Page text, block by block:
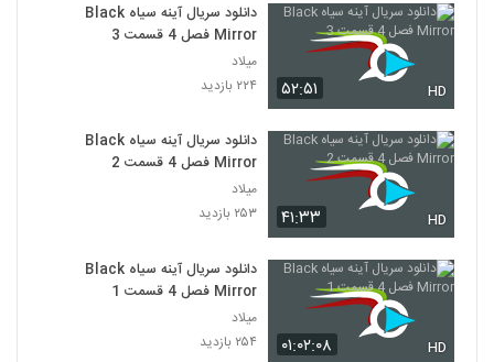
۵۲:۵۱ HD
دانلود سریال آینه سیاه Black
Mirror فصل 4 قسمت 3
میلاد
۲۲۴ بازدید
۴۱:۳۳ HD
دانلود سریال آینه سیاه Black
Mirror فصل 4 قسمت 2
میلاد
۲۵۳ بازدید
۰۱:۰۲:۰۸ HD
دانلود سریال آینه سیاه Black
Mirror فصل 4 قسمت 1
میلاد
۲۵۴ بازدید